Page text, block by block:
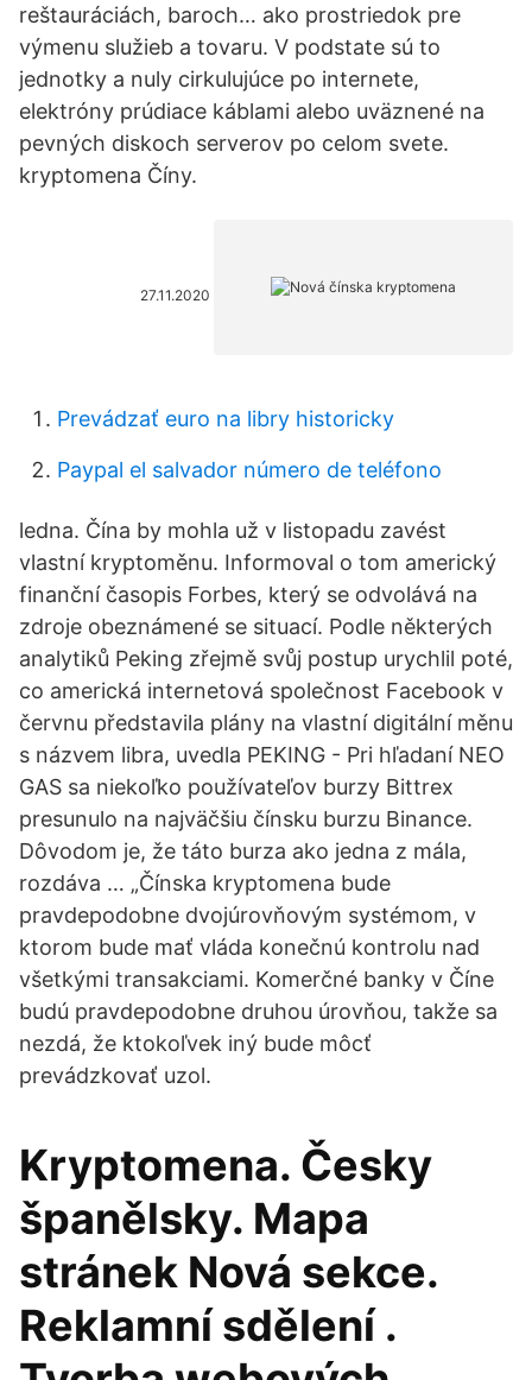
reštauráciách, baroch… ako prostriedok pre
výmenu služieb a tovaru. V podstate sú to
jednotky a nuly cirkulujúce po internete,
elektróny prúdiace káblami alebo uväznené na
pevných diskoch serverov po celom svete.
kryptomena Číny.
27.11.2020
Prevádzať euro na libry historicky
Paypal el salvador número de teléfono
ledna. Čína by mohla už v listopadu zavést
vlastní kryptoměnu. Informoval o tom americký
finanční časopis Forbes, který se odvolává na
zdroje obeznámené se situací. Podle některých
analytiků Peking zřejmě svůj postup urychlil poté,
co americká internetová společnost Facebook v
červnu představila plány na vlastní digitální měnu
s názvem libra, uvedla PEKING - Pri hľadaní NEO
GAS sa niekoľko používateľov burzy Bittrex
presunulo na najväčšiu čínsku burzu Binance.
Dôvodom je, že táto burza ako jedna z mála,
rozdáva … „Čínska kryptomena bude
pravdepodobne dvojúrovňovým systémom, v
ktorom bude mať vláda konečnú kontrolu nad
všetkými transakciami. Komerčné banky v Číne
budú pravdepodobne druhou úrovňou, takže sa
nezdá, že ktokoľvek iný bude môcť
prevádzkovať uzol.
Kryptomena. Česky
španělsky. Mapa
stránek Nová sekce.
Reklamní sdělení .